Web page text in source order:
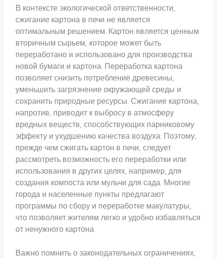
В контексте экологической ответственности,
сжигание картона в печи не является
оптимальным решением. Картон является ценным
вторичным сырьем, которое может быть
переработано и использовано для производства
новой бумаги и картона. Переработка картона
позволяет снизить потребление древесины,
уменьшить загрязнение окружающей среды и
сохранить природные ресурсы. Сжигание картона,
напротив, приводит к выбросу в атмосферу
вредных веществ, способствующих парниковому
эффекту и ухудшению качества воздуха. Поэтому,
прежде чем сжигать картон в печи, следует
рассмотреть возможность его переработки или
использования в других целях, например, для
создания компоста или мульчи для сада. Многие
города и населенные пункты предлагают
программы по сбору и переработке макулатуры,
что позволяет жителям легко и удобно избавляться
от ненужного картона.
Важно помнить о законодательных ограничениях,